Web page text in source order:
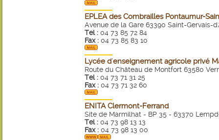
EPLEA des Combrailles Pontaumur-
Avenue de la Gare 63390 Saint-Gervais-
Tel : 04 73 85 72 84
Fax : 04 73 85 83 10
Lycée d'enseignement agricole privé
Route du Château de Montfort 63580
Tel : 04 73 71 31 25
Fax : 04 73 71 32 60
ENITA Clermont-Ferrand
Site de Marmilhat - BP 35 - 63370
Tel : 04 73 98 13 13
Fax : 04 73 98 13 00